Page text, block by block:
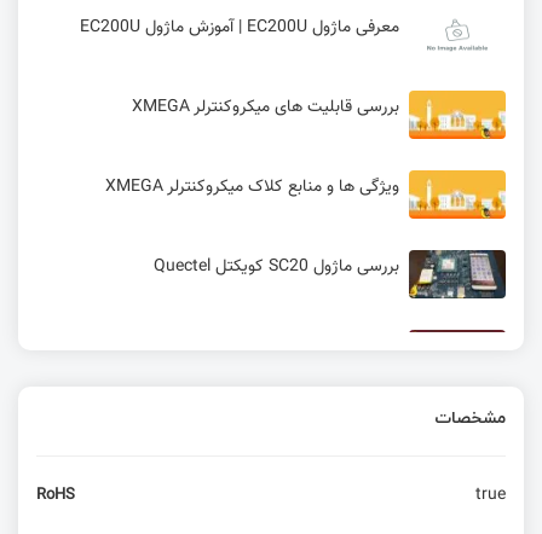
معرفی ماژول EC200U | آموزش ماژول EC200U
بررسی قابلیت های میکروکنترلر XMEGA
ویژگی ها و منابع کلاک میکروکنترلر XMEGA
بررسی ماژول SC20 کویکتل Quectel
مشخصات
RoHS true